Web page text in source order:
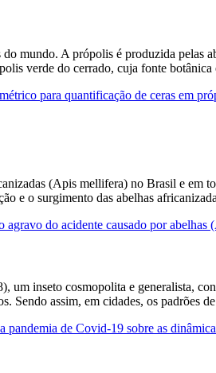
mundo. A própolis é produzida pelas
verde do cerrado, cuja fonte
para quantificação de ceras em
(Apis mellifera) no Brasil e
e o surgimento das abelhas
do acidente causado por abelhas
um inseto cosmopolita e generalista,
Sendo assim, em cidades, os
pandemia de Covid-19 sobre as